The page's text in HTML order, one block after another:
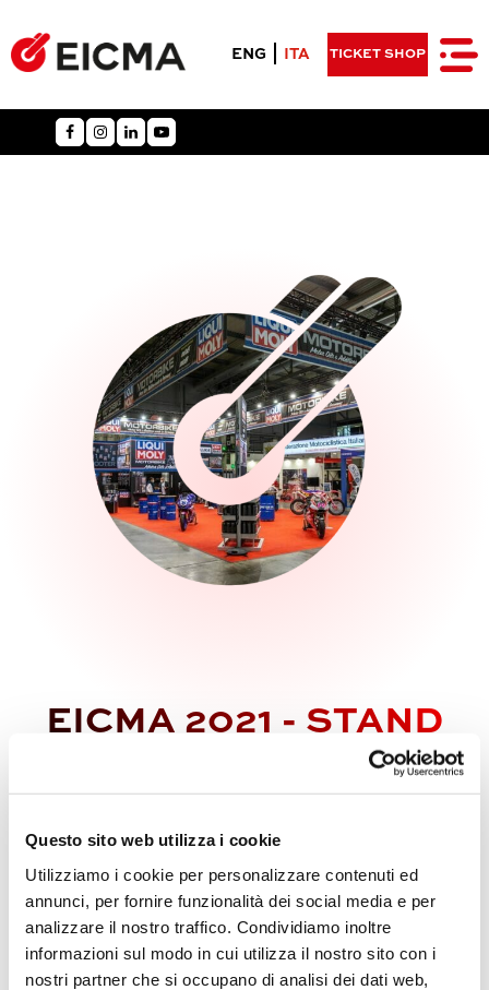
Questo sito web utilizza i cookie
Utilizziamo i cookie per personalizzare contenuti ed
annunci, per fornire funzionalità dei social media e per
analizzare il nostro traffico. Condividiamo inoltre
informazioni sul modo in cui utilizza il nostro sito con i
nostri partner che si occupano di analisi dei dati web,
ENG ITA TICKET SHOP
EICMA 2021 - STAND